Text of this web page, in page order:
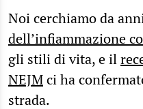
Noi cerchiamo da
dell’infiammazione
gli stili di vita, e il
NEJMci ha
strada.